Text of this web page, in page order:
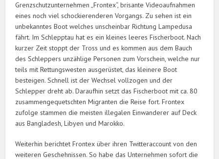
Grenzschutzunternehmen „Frontex“, brisante Videoaufnahmen
eines noch viel schockierenderen Vorgangs. Zu sehen ist ein
unbekanntes Boot welches unscheinbar Richtung Lampedusa
fährt. Im Schlepptau hat es ein kleines leeres Fischerboot. Nach
kurzer Zeit stoppt der Tross und es kommen aus dem Bauch
des Schleppers unzählige Personen zum Vorschein, welche nur
teils mit Rettungswesten ausgerüstet, das kleinere Boot
besteigen. Schnell ist der Wechsel vollzogen und der
Schlepper dreht ab. Daraufhin setzt das Fischerboot mit ca. 80
zusammengequetschten Migranten die Reise fort. Frontex
zufolge stammen die meisten illegalen Einwanderer auf Deck
aus Bangladesh, Libyen und Marokko.
Weiterhin berichtet Frontex über ihren Twitteraccount von den
weiteren Geschehnissen. So habe das Unternehmen sofort die